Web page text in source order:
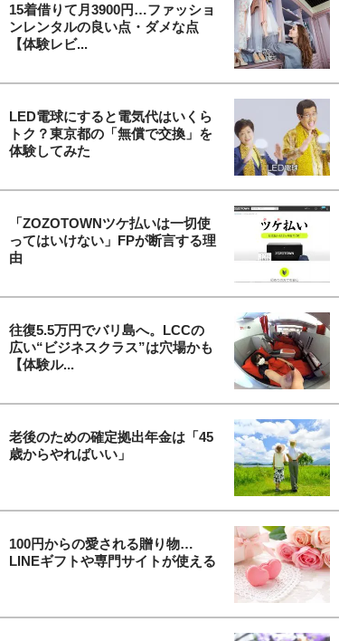
15着借りて月3900円…ファッショ
ンレンタルの良い点・ダメな点
【体験レビ...
LED電球にすると電気代はいくら
トク？東京都の「無償で交換」を
体験してみた
「ZOZOTOWNツケ払いは一切使
ってはいけない」FPが断言する理
由
往復5.5万円でバリ島へ。LCCの
広い“ビジネスクラス”は穴場かも
【体験ル...
老後のための確定拠出年金は「45
歳からやればいい」
100円からの愛される贈り物…
LINEギフトや専門サイトが使える